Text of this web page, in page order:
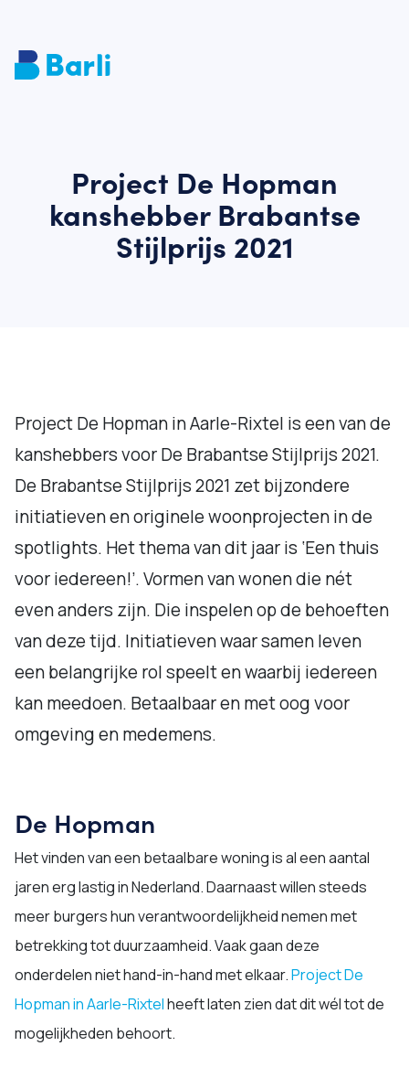
Project De Hopman
kanshebber Brabantse
Stijlprijs 2021
Project De Hopman in Aarle-Rixtel is een van de
kanshebbers voor De Brabantse Stijlprijs 2021.
De Brabantse Stijlprijs 2021 zet bijzondere
initiatieven en originele woonprojecten in de
spotlights. Het thema van dit jaar is ‘Een thuis
voor iedereen!’. Vormen van wonen die nét
even anders zijn. Die inspelen op de behoeften
van deze tijd. Initiatieven waar samen leven
een belangrijke rol speelt en waarbij iedereen
kan meedoen. Betaalbaar en met oog voor
omgeving en medemens.
De Hopman
Het vinden van een betaalbare woning is al een aantal
jaren erg lastig in Nederland. Daarnaast willen steeds
meer burgers hun verantwoordelijkheid nemen met
betrekking tot duurzaamheid. Vaak gaan deze
onderdelen niet hand-in-hand met elkaar.Project De
Hopman in Aarle-Rixtelheeft laten zien dat dit wél tot de
mogelijkheden behoort.